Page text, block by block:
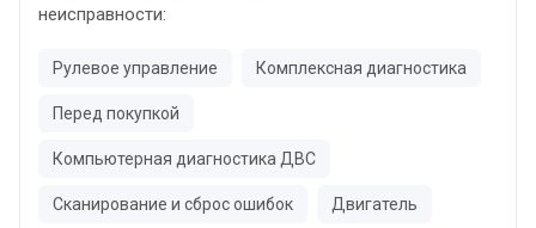
неисправности:
Рулевое управление Комплексная диагностика
Перед покупкой
Компьютерная диагностика ДВС
Сканирование и сброс ошибок Двигатель